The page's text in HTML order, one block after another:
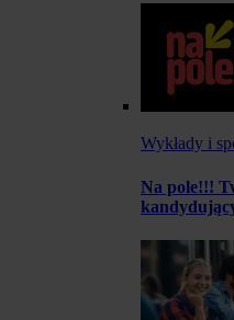
Wykłady i
Na pole!!!